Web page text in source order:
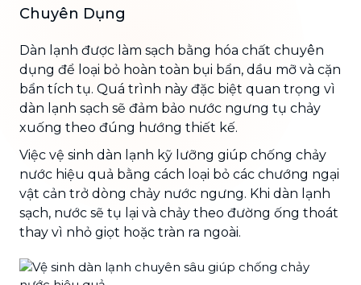
Chuyên Dụng
Dàn lạnh được làm sạch bằng hóa chất chuyên
dụng để loại bỏ hoàn toàn bụi bẩn, dầu mỡ và cặn
bẩn tích tụ. Quá trình này đặc biệt quan trọng vì
dàn lạnh sạch sẽ đảm bảo nước ngưng tụ chảy
xuống theo đúng hướng thiết kế.
Việc vệ sinh dàn lạnh kỹ lưỡng giúp chống chảy
nước hiệu quả bằng cách loại bỏ các chướng ngại
vật cản trở dòng chảy nước ngưng. Khi dàn lạnh
sạch, nước sẽ tụ lại và chảy theo đường ống thoát
thay vì nhỏ giọt hoặc tràn ra ngoài.